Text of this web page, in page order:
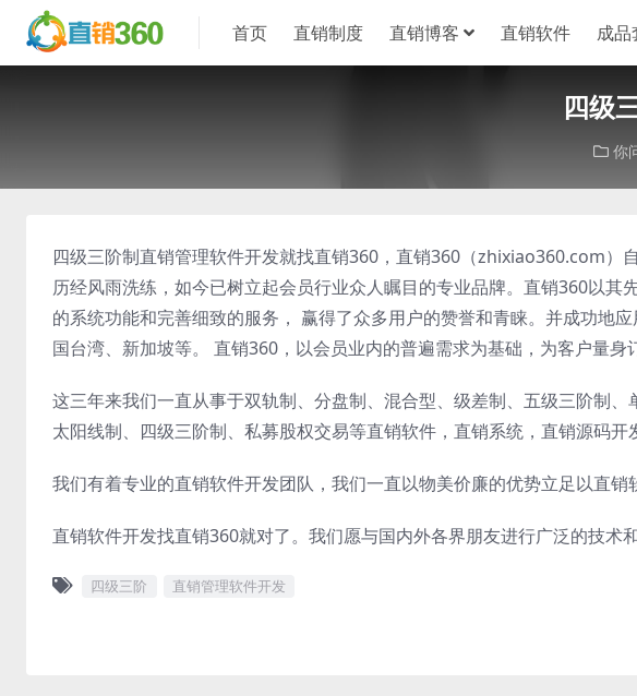
首页 直销制度 直销博客 直销软件 成品
四级
你
四级三阶制直销管理软件开发就找直销360，直销360（zhixiao360.com）
历经风雨洗练，如今已树立起会员行业众人瞩目的专业品牌。直销360以其
的系统功能和完善细致的服务， 赢得了众多用户的赞誉和青睐。并成功地
国台湾、新加坡等。 直销360，以会员业内的普遍需求为基础，为客户量身
这三年来我们一直从事于双轨制、分盘制、混合型、级差制、五级三阶制、
太阳线制、四级三阶制、私募股权交易等直销软件，直销系统，直销源码开
我们有着专业的直销软件开发团队，我们一直以物美价廉的优势立足以直销
直销软件开发找直销360就对了。我们愿与国内外各界朋友进行广泛的技术
四级三阶 直销管理软件开发